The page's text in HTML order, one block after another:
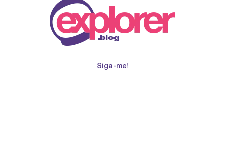
Siga-me!